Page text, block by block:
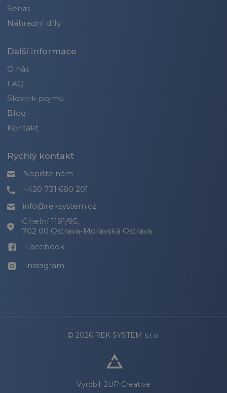
Servis
Náhradní díly
Další informace
O nás
FAQ
Slovník pojmů
Blog
Kontakt
Rychlý kontakt
Napište nám
+420 731 680 201
info@reksystem.cz
Cihelní 1191/95,
702 00 Ostrava-Moravská Ostrava
Facebook
Instagram
© 2026 REK SYSTEM s.r.o.
Vyrobil: 2UP Creative